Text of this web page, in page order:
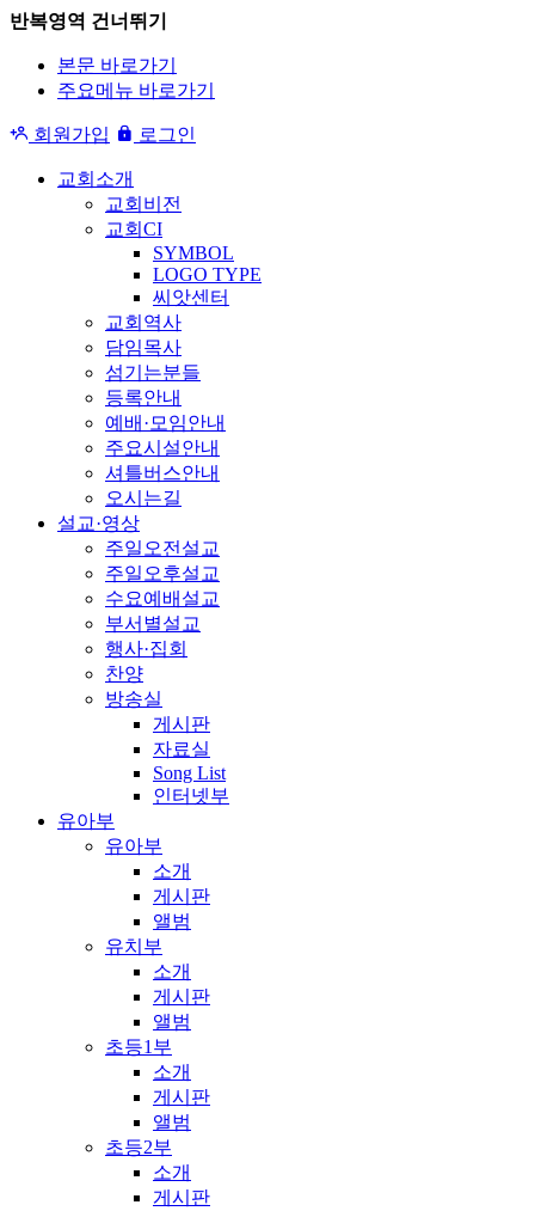
반복영역 건너뛰기
본문 바로가기
주요메뉴 바로가기
회원가입 로그인
교회소개
교회비전
교회CI
SYMBOL
LOGO TYPE
씨앗센터
교회역사
담임목사
섬기는분들
등록안내
예배·모임안내
주요시설안내
셔틀버스안내
오시는길
설교·영상
주일오전설교
주일오후설교
수요예배설교
부서별설교
행사·집회
찬양
방송실
게시판
자료실
Song List
인터넷부
유아부
유아부
소개
게시판
앨범
유치부
소개
게시판
앨범
초등1부
소개
게시판
앨범
초등2부
소개
게시판